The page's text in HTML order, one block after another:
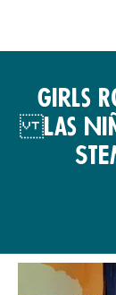
Girls
Las